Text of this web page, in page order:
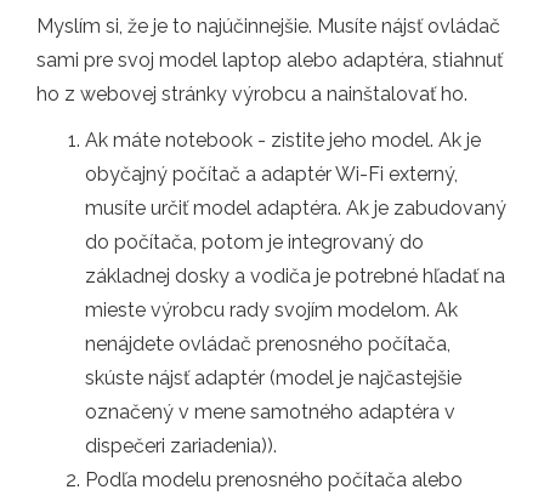
Myslím si, že je to najúčinnejšie. Musíte nájsť ovládač
sami pre svoj model laptop alebo adaptéra, stiahnuť
ho z webovej stránky výrobcu a nainštalovať ho.
Ak máte notebook - zistite jeho model. Ak je
obyčajný počítač a adaptér Wi-Fi externý,
musíte určiť model adaptéra. Ak je zabudovaný
do počítača, potom je integrovaný do
základnej dosky a vodiča je potrebné hľadať na
mieste výrobcu rady svojím modelom. Ak
nenájdete ovládač prenosného počítača,
skúste nájsť adaptér (model je najčastejšie
označený v mene samotného adaptéra v
dispečeri zariadenia)).
Podľa modelu prenosného počítača alebo